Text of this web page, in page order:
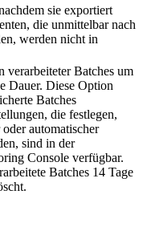
sie exportiert
die unmittelbar nach
werden nicht in
verarbeiteter Batches um
Dauer. Diese Option
Batches
die festlegen,
automatischer
sind in der
Console verfügbar.
Batches 14 Tage